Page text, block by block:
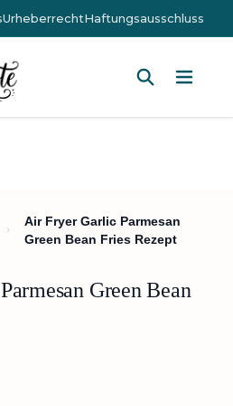
UrheberrechtHaftungsausschluss
Air Fryer Garlic Parmesan
Green Bean Fries Rezept
Green Bean